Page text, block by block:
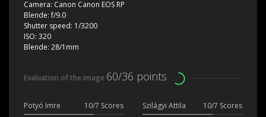
Camera: Canon Canon EOS RP
Blende:f/9.0
Shutter speed: 1/3200
ISO: 320
Blende: 28/1mm
Evaluation of the image 60/36 points
Potyó Imre 10/7 Scores Szilágyi Attila
10/7 Scores